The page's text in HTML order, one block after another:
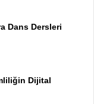
Dans Dersleri
Dijital